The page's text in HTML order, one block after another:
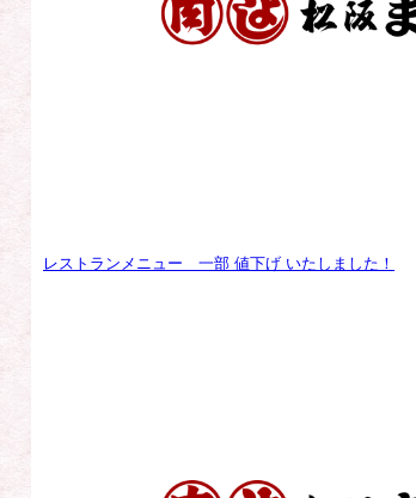
レストランメニュー 一部 値下げ いたしました！